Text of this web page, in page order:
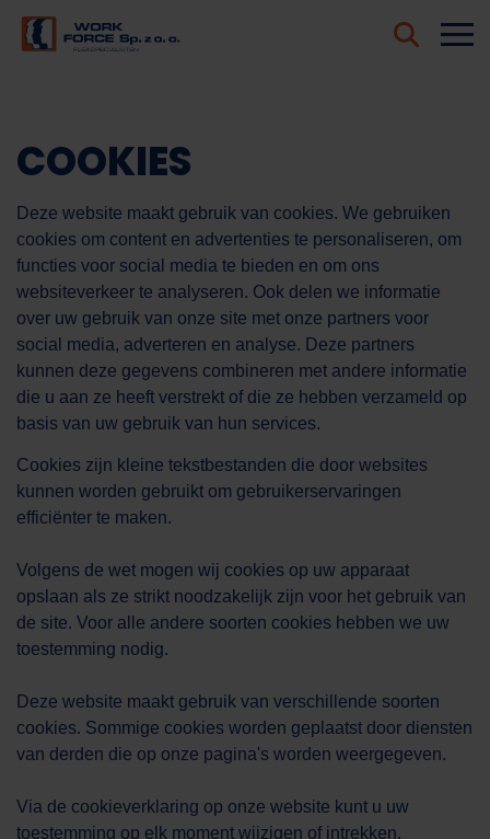
COOKIES
Deze website maakt gebruik van cookies. We gebruiken
cookies om content en advertenties te personaliseren, om
functies voor social media te bieden en om ons
websiteverkeer te analyseren. Ook delen we informatie
over uw gebruik van onze site met onze partners voor
social media, adverteren en analyse. Deze partners
kunnen deze gegevens combineren met andere informatie
die u aan ze heeft verstrekt of die ze hebben verzameld op
basis van uw gebruik van hun services.
Cookies zijn kleine tekstbestanden die door websites
kunnen worden gebruikt om gebruikerservaringen
efficiënter te maken.
Volgens de wet mogen wij cookies op uw apparaat
opslaan als ze strikt noodzakelijk zijn voor het gebruik van
de site. Voor alle andere soorten cookies hebben we uw
toestemming nodig.
Deze website maakt gebruik van verschillende soorten
cookies. Sommige cookies worden geplaatst door diensten
van derden die op onze pagina's worden weergegeven.
Via de cookieverklaring op onze website kunt u uw
toestemming op elk moment wijzigen of intrekken.